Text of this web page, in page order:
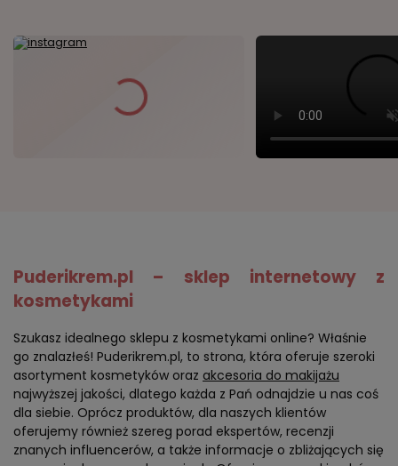
Puderikrem.pl – sklep internetowy z
kosmetykami
Szukasz idealnego sklepu z kosmetykami online? Właśnie
go znalazłeś! Puderikrem.pl, to strona, która oferuje szeroki
asortyment kosmetyków oraz akcesoria do makijażu
najwyższej jakości, dlatego każda z Pań odnajdzie u nas coś
dla siebie. Oprócz produktów, dla naszych klientów
oferujemy również szereg porad ekspertów, recenzji
znanych influencerów, a także informacje o zbliżających się